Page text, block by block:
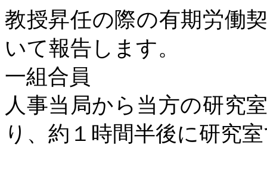
教授昇任の際の有期労働
いて報告します。
一組合員
人事当局から当方の研究
り、約１時間半後に研究